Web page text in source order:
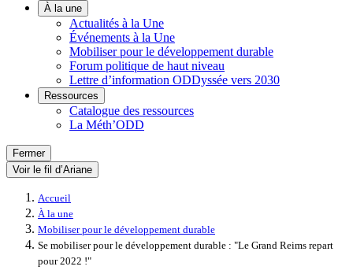
À la une
Actualités à la Une
Événements à la Une
Mobiliser pour le développement durable
Forum politique de haut niveau
Lettre d’information ODDyssée vers 2030
Ressources
Catalogue des ressources
La Méth’ODD
Fermer
Voir le fil d’Ariane
Accueil
À la une
Mobiliser pour le développement durable
Se mobiliser pour le développement durable : "Le Grand Reims repart
pour 2022 !"